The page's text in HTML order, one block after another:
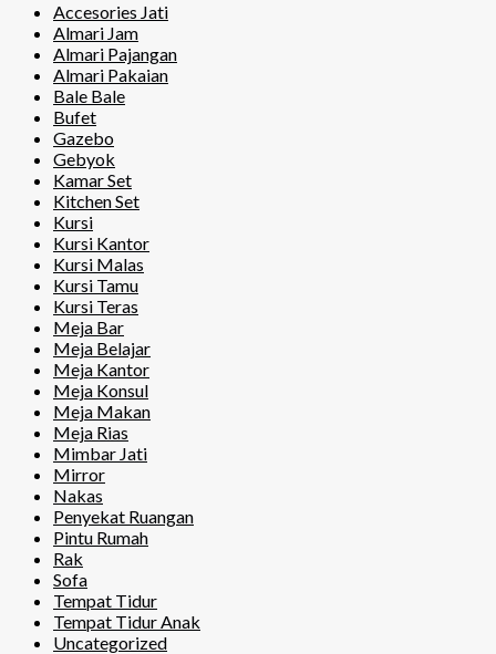
Accesories Jati
Almari Jam
Almari Pajangan
Almari Pakaian
Bale Bale
Bufet
Gazebo
Gebyok
Kamar Set
Kitchen Set
Kursi
Kursi Kantor
Kursi Malas
Kursi Tamu
Kursi Teras
Meja Bar
Meja Belajar
Meja Kantor
Meja Konsul
Meja Makan
Meja Rias
Mimbar Jati
Mirror
Nakas
Penyekat Ruangan
Pintu Rumah
Rak
Sofa
Tempat Tidur
Tempat Tidur Anak
Uncategorized